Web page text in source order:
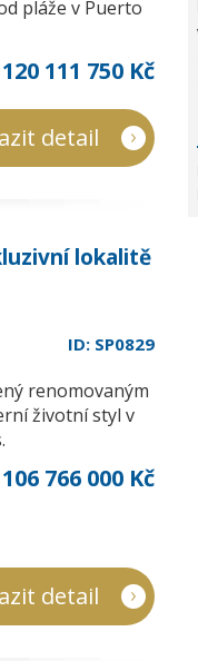
pláže v Puerto
120 111 750 Kč
detail
lokalitě
ID: SP0829
renomovaným
životní styl v
106 766 000 Kč
detail